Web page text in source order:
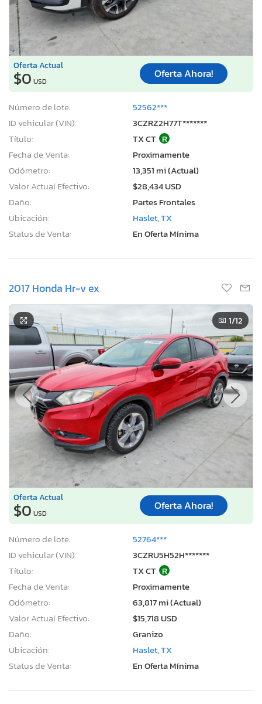
Oferta Actual
$0 USD
Oferta Ahora!
Número de lote:
52562***
ID vehicular (VIN):
3CZRZ2H77T*******
Título:
TX CT R
Fecha de Venta:
Proximamente
Odómetro:
13,351 mi (Actual)
Valor Actual Efectivo:
$28,434 USD
Daño:
Partes Frontales
Ubicación:
Haslet, TX
Status de Venta:
En Oferta Mínima
2017 Honda Hr-v ex
1/12
Oferta Actual
$0 USD
Oferta Ahora!
Número de lote:
52764***
ID vehicular (VIN):
3CZRU5H52H*******
Título:
TX CT R
Fecha de Venta:
Proximamente
Odómetro:
63,817 mi (Actual)
Valor Actual Efectivo:
$15,718 USD
Daño:
Granizo
Ubicación:
Haslet, TX
Status de Venta:
En Oferta Mínima